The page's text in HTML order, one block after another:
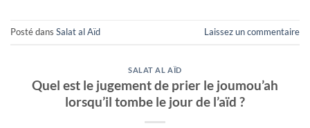
Posté dans Salat al Aïd Laissez un commentaire
SALAT AL AÏD
Quel est le jugement de prier le joumou’ah
lorsqu’il tombe le jour de l’aïd ?